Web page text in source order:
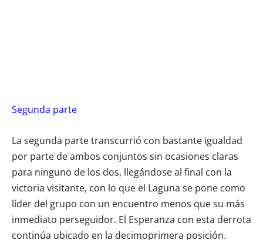
Segunda parte
La segunda parte transcurrió con bastante igualdad
por parte de ambos conjuntos sin ocasiones claras
para ninguno de los dos, llegándose al final con la
victoria visitante, con lo que el Laguna se pone como
líder del grupo con un encuentro menos que su más
inmediato perseguidor. El Esperanza con esta derrota
continúa ubicado en la decimoprimera posición.